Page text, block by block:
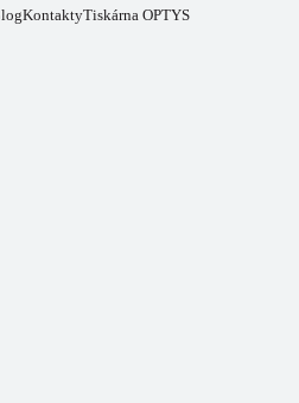
KontaktyTiskárna OPTYS